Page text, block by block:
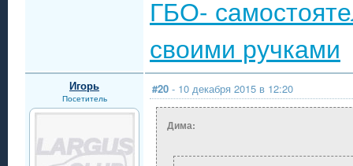
ГБО-
своими ручками
Игорь
Посетитель
#20 - 10 декабря 2015 в 12:20
Дима: